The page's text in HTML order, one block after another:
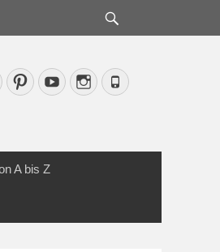
EmailPinterestYouTubeInstagram
Phone
A bis Z